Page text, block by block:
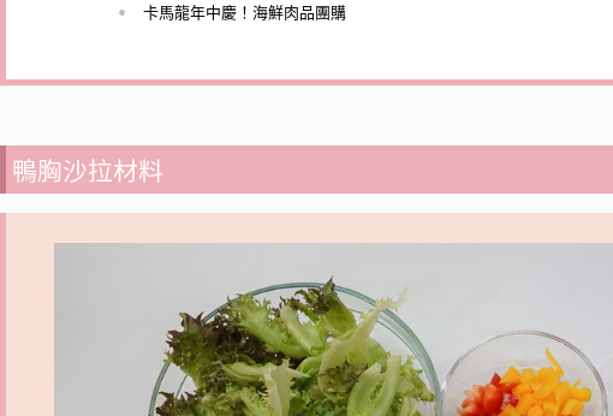
卡馬龍年中慶！海鮮肉品團購
鴨胸沙拉材料